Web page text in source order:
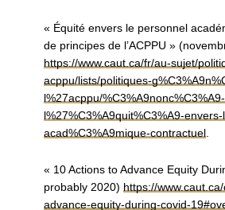
« Équité envers le personnel
de principes de l’ACPPU »
https://www.caut.ca/fr/au-sujet/
acppu/lists/politiques-
l%27acppu/
l%27%C3%A9quit%C3%A9-
acad%C3%A9mique-contractuel.
« 10 Actions to Advance Equity
probably 2020) https://
advance-equity-during-covid-